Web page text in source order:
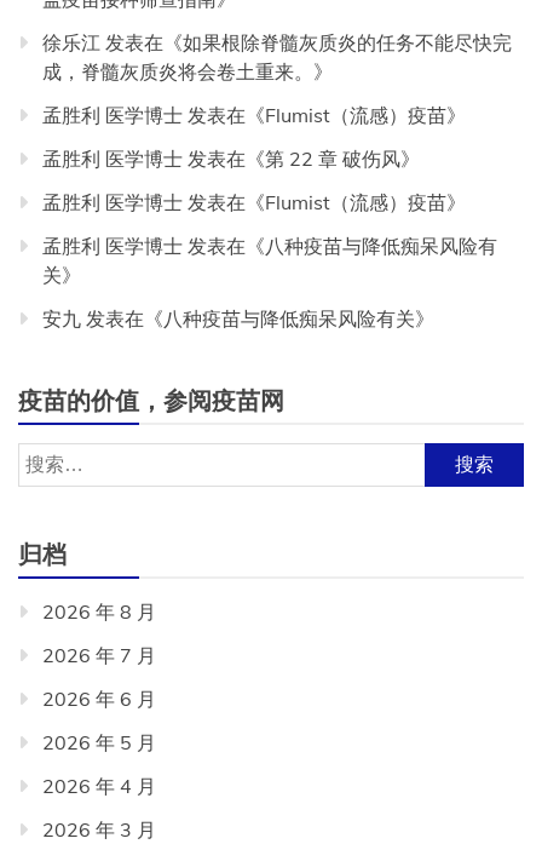
徐乐江 发表在《如果根除脊髓灰质炎的任务不能尽快完
成，脊髓灰质炎将会卷土重来。 》
孟胜利 医学博士 发表在《Flumist（流感）疫苗》
孟胜利 医学博士 发表在《第 22 章 破伤风》
孟胜利 医学博士 发表在《Flumist（流感）疫苗》
孟胜利 医学博士 发表在《八种疫苗与降低痴呆风险有
关》
安九 发表在《八种疫苗与降低痴呆风险有关》
疫苗的价值，参阅疫苗网
搜
索：
归档
2026 年 8 月
2026 年 7 月
2026 年 6 月
2026 年 5 月
2026 年 4 月
2026 年 3 月